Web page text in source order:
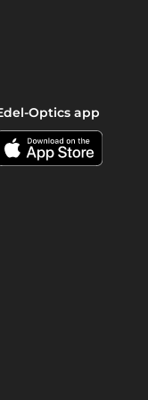
Optics app